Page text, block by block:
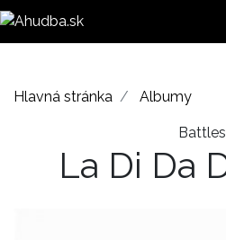
Hlavná stránka Albumy
Battles
La Di Da